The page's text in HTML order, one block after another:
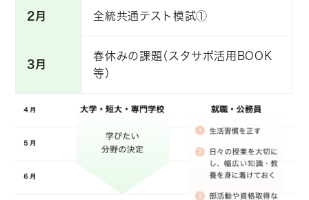
2月 全統共通テスト模試①
3月
春休みの課題（スタサポ活用BOOK
等）